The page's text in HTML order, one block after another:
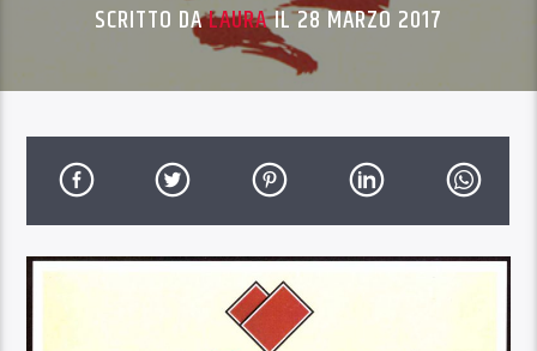
SCRITTO DALAURAIL 28 MARZO 2017